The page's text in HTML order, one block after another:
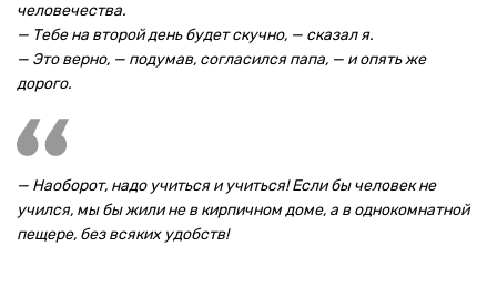
человечества.
— Тебе на второй день будет скучно, — сказал я.
— Это верно, — подумав, согласился папа, — и опять же
дорого.
— Наоборот, надо учиться и учиться! Если бы человек не
учился, мы бы жили не в кирпичном доме, а в однокомнатной
пещере, без всяких удобств!